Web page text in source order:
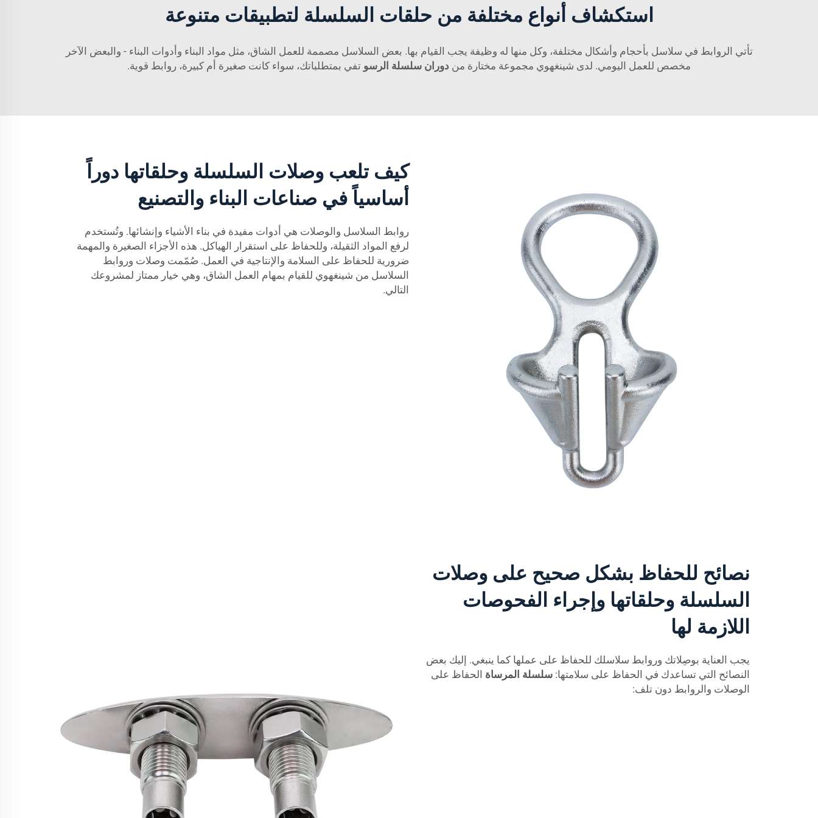
استكشاف أنواع مختلفة من حلقات السلسلة لتطبيقات متنوعة
تأتي الروابط في سلاسل بأحجام وأشكال مختلفة، وكل منها له وظيفة يجب القيام بها. بعض السلاسل مصممة للعمل الشاق، مثل مواد البناء وأدوات البناء - والبعض الآخر
مخصص للعمل اليومي. لدى شينغهوي مجموعة مختارة من دوران سلسلة الرسو تفي بمتطلباتك، سواء كانت صغيرة أم كبيرة، روابط قوية.
كيف تلعب وصلات السلسلة وحلقاتها دوراً
أساسياً في صناعات البناء والتصنيع
روابط السلاسل والوصلات هي أدوات مفيدة في بناء الأشياء وإنشائها. وتُستخدم
لرفع المواد الثقيلة، وللحفاظ على استقرار الهياكل. هذه الأجزاء الصغيرة والمهمة
ضرورية للحفاظ على السلامة والإنتاجية في العمل. صُمّمت وصلات وروابط
السلاسل من شينغهوي للقيام بمهام العمل الشاق، وهي خيار ممتاز لمشروعك
التالي.
نصائح للحفاظ بشكل صحيح على وصلات
السلسلة وحلقاتها وإجراء الفحوصات
اللازمة لها
يجب العناية بوصِلاتك وروابط سلاسلك للحفاظ على عملها كما ينبغي. إليك بعض
النصائح التي تساعدك في الحفاظ على سلامتها: سلسلة المرساة الحفاظ على
الوصلات والروابط دون تلف: